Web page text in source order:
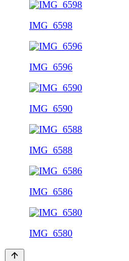
IMG_6598
IMG_6596
IMG_6590
IMG_6588
IMG_6586
IMG_6580